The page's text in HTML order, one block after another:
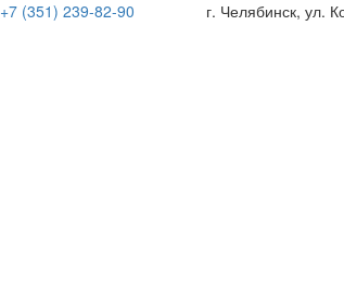
+7 (351) 239-82-90 г. Челябинск, ул.